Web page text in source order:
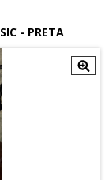
- PRETA